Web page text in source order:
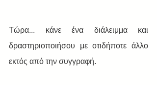
Τώρα... κάνε ένα διάλειμμα και
δραστηριοποιήσου με οτιδήποτε άλλο
εκτός από την συγγραφή.